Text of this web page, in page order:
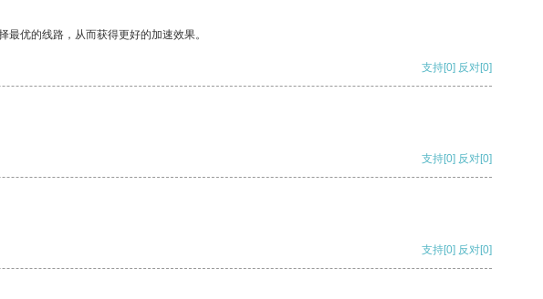
优的线路，从而获得更好的加速效果。
支持[0] 反对[0]
支持[0] 反对[0]
支持[0] 反对[0]